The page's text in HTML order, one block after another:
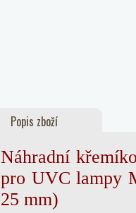
Popis zboží
Náhradní
pro UVC lampy
25 mm)